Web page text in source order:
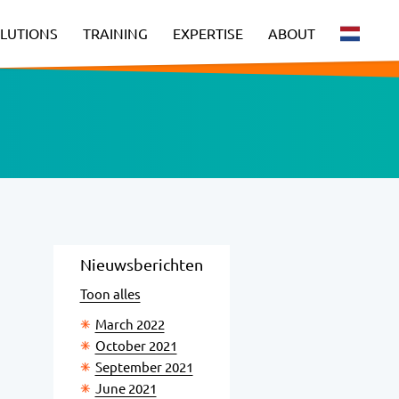
TRAINING EXPERTISE ABOUT
Nieuwsberichten
Toon alles
March 2022
October 2021
September 2021
June 2021